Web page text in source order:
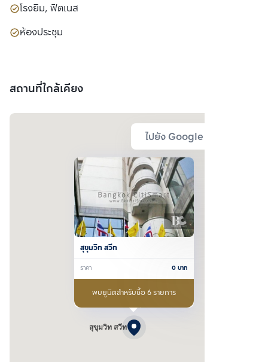
โรงยิม, ฟิตเนส
ห้องประชุม
สถานที่ใกล้เคียง
ไปยัง Google Map
สุขุมวิท สวีท
สุขุมวิท สวีท
ราคา 0บาท
พบยูนิตสำหรับซื้อ 6 รายการ